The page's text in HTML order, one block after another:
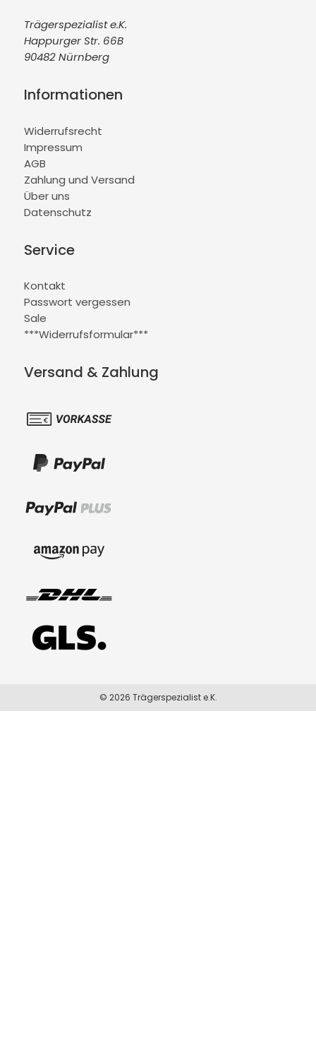
Trägerspezialist e.K.
Happurger Str. 66B
90482 Nürnberg
Informationen
Widerrufsrecht
Impressum
AGB
Zahlung und Versand
Über uns
Datenschutz
Service
Kontakt
Passwort vergessen
Sale
***Widerrufsformular***
Versand & Zahlung
© 2026 Trägerspezialist e.K.